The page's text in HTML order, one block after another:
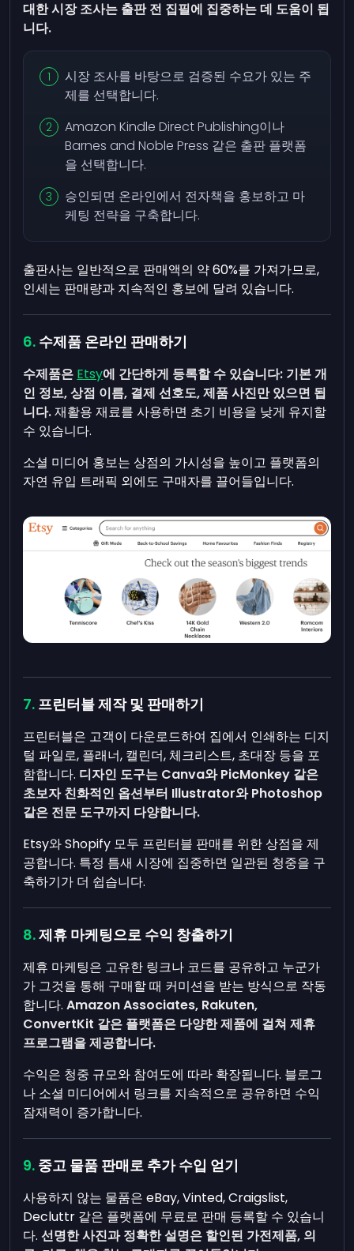
대한 시장 조사는 출판 전 집필에 집중하는 데 도움이 됩
니다.
시장 조사를 바탕으로 검증된 수요가 있는 주
제를 선택합니다.
Amazon Kindle Direct Publishing이나
Barnes and Noble Press 같은 출판 플랫폼
을 선택합니다.
승인되면 온라인에서 전자책을 홍보하고 마
케팅 전략을 구축합니다.
출판사는 일반적으로 판매액의 약 60%를 가져가므로,
인세는 판매량과 지속적인 홍보에 달려 있습니다.
수제품 온라인 판매하기
수제품은 Etsy에 간단하게 등록할 수 있습니다: 기본 개
인 정보, 상점 이름, 결제 선호도, 제품 사진만 있으면 됩
니다.재활용 재료를 사용하면 초기 비용을 낮게 유지할
수 있습니다.
소셜 미디어 홍보는 상점의 가시성을 높이고 플랫폼의
자연 유입 트래픽 외에도 구매자를 끌어들입니다.
프린터블 제작 및 판매하기
프린터블은 고객이 다운로드하여 집에서 인쇄하는 디지
털 파일로, 플래너, 캘린더, 체크리스트, 초대장 등을 포
함합니다. 디자인 도구는 Canva와 PicMonkey 같은
초보자 친화적인 옵션부터 Illustrator와 Photoshop
같은 전문 도구까지 다양합니다.
Etsy와 Shopify 모두 프린터블 판매를 위한 상점을 제
공합니다. 특정 틈새 시장에 집중하면 일관된 청중을 구
축하기가 더 쉽습니다.
제휴 마케팅으로 수익 창출하기
제휴 마케팅은 고유한 링크나 코드를 공유하고 누군가
가 그것을 통해 구매할 때 커미션을 받는 방식으로 작동
합니다.Amazon Associates, Rakuten,
ConvertKit 같은 플랫폼은 다양한 제품에 걸쳐 제휴
프로그램을 제공합니다.
수익은 청중 규모와 참여도에 따라 확장됩니다. 블로그
나 소셜 미디어에서 링크를 지속적으로 공유하면 수익
잠재력이 증가합니다.
중고 물품 판매로 추가 수입 얻기
사용하지 않는 물품은 eBay, Vinted, Craigslist,
Decluttr 같은 플랫폼에 무료로 판매 등록할 수 있습니
다.선명한 사진과 정확한 설명은 할인된 가전제품, 의